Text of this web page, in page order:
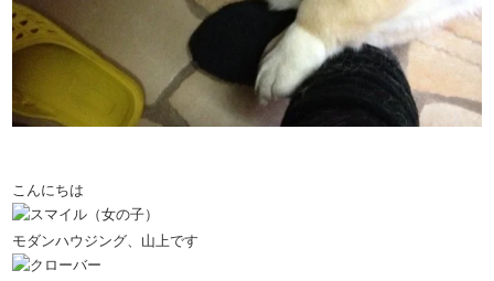
こんにちは
モダンハウジング、山上です